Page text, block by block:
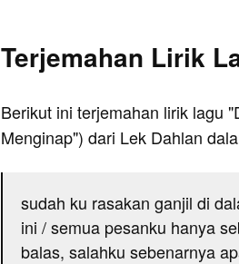
Terjemahan Lirik
Berikut ini terjemahan lirik lagu
Menginap") dari Lek Dahlan
sudah ku rasakan ganjil di
ini / semua pesanku hanya
balas, salahku sebenarnya